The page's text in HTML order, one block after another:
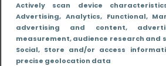
Actively scan device
Advertising, Analytics, Functional,
advertising and content,
measurement, audience research and
Social, Store and/or access
precise geolocation data